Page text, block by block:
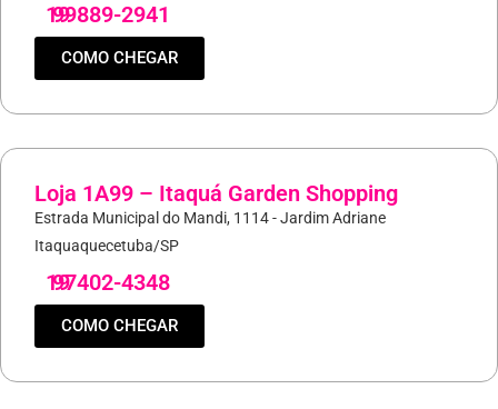
19
99889-2941
COMO CHEGAR
Loja 1A99 – Itaquá Garden Shopping
Estrada Municipal do Mandi, 1114 - Jardim Adriane
Itaquaquecetuba/SP
19
97402-4348
COMO CHEGAR